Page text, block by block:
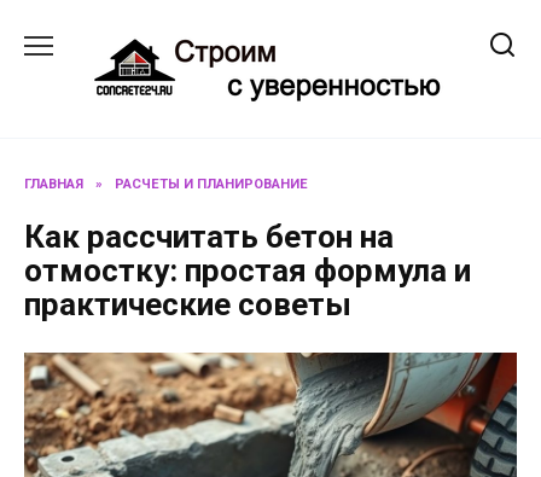
содержанию
ГЛАВНАЯ » РАСЧЕТЫ И ПЛАНИРОВАНИЕ
Как рассчитать бетон на
отмостку: простая формула и
практические советы